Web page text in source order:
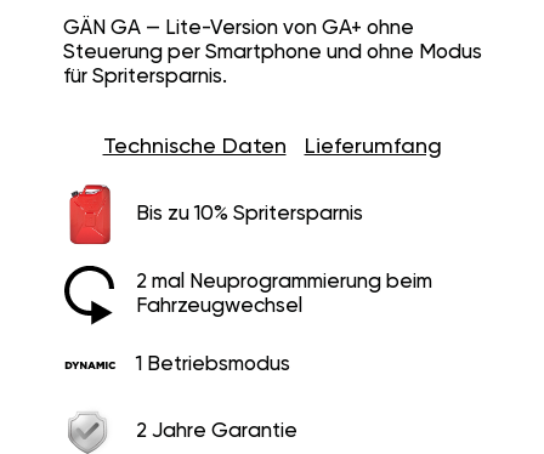
GÄN GA — Lite-Version von GA+ ohne
Steuerung per Smartphone und ohne Modus
für Spritersparnis.
Technische Daten Lieferumfang
Bis zu 10% Spritersparnis
2 mal Neuprogrammierung beim
Fahrzeugwechsel
1 Betriebsmodus
2 Jahre Garantie